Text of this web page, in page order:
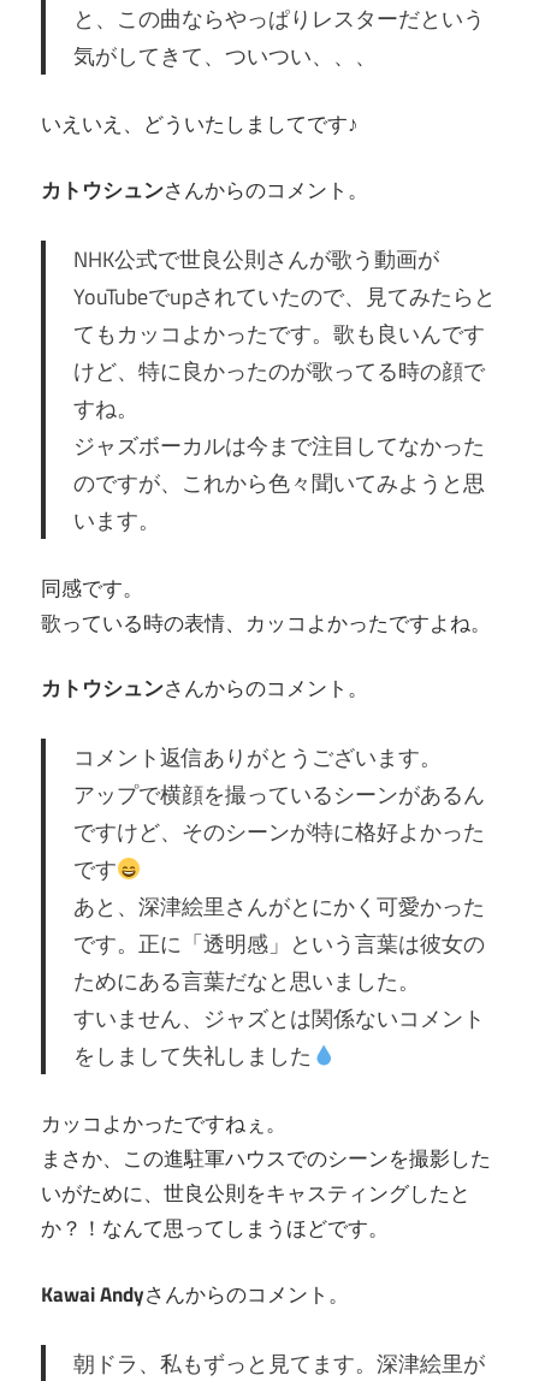
と、この曲ならやっぱりレスターだという
気がしてきて、ついつい、、、
いえいえ、どういたしましてです♪
カトウシュンさんからのコメント。
NHK公式で世良公則さんが歌う動画が
YouTubeでupされていたので、見てみたらと
てもカッコよかったです。歌も良いんです
けど、特に良かったのが歌ってる時の顔で
すね。
ジャズボーカルは今まで注目してなかった
のですが、これから色々聞いてみようと思
います。
同感です。
歌っている時の表情、カッコよかったですよね。
カトウシュンさんからのコメント。
コメント返信ありがとうございます。
アップで横顔を撮っているシーンがあるん
ですけど、そのシーンが特に格好よかった
です
あと、深津絵里さんがとにかく可愛かった
です。正に「透明感」という言葉は彼女の
ためにある言葉だなと思いました。
すいません、ジャズとは関係ないコメント
をしまして失礼しました
カッコよかったですねぇ。
まさか、この進駐軍ハウスでのシーンを撮影した
いがために、世良公則をキャスティングしたと
か？！なんて思ってしまうほどです。
Kawai Andyさんからのコメント。
朝ドラ、私もずっと見てます。深津絵里が